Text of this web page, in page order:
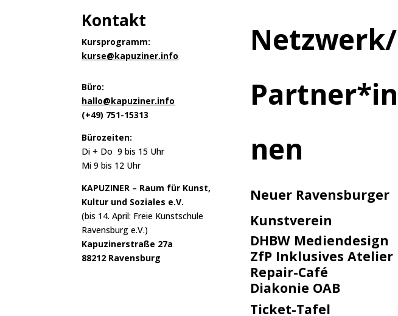
Kontakt
Kursprogramm:
kurse@kapuziner.info
Büro:
hallo@kapuziner.info
(+49) 751-15313
Bürozeiten:
Di + Do 9 bis 15 Uhr
Mi 9 bis 12 Uhr
KAPUZINER – Raum für Kunst,
Kultur und Soziales e.V.
(bis 14. April: Freie Kunstschule
Ravensburg e.V.)
Kapuzinerstraße 27a
88212 Ravensburg
Netzwerk/
Partner*in
nen
Neuer Ravensburger
Kunstverein
DHBW Mediendesign
ZfP Inklusives Atelier
Repair-Café
Diakonie OAB
Ticket-Tafel